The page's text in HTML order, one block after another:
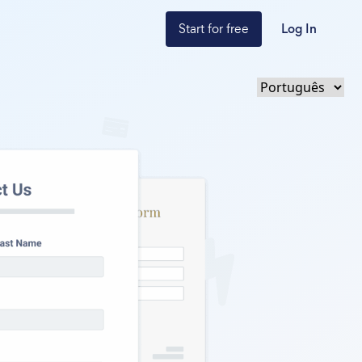
Start for free Log In